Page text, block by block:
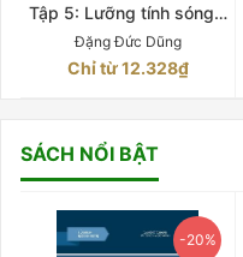
Tập 5: Lưỡng tính sóng –
hạt của ánh sáng (Quyển
2)
Đặng Đức Dũng
Chỉ từ 12.328₫
SÁCH NỔI BẬT
-20%